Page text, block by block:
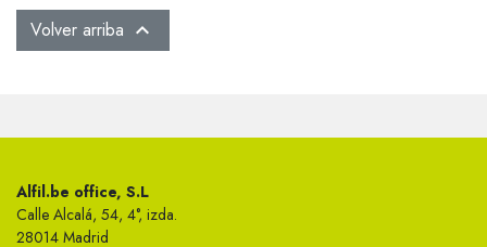
Volver arriba 
Alfil.be office, S.L
Calle Alcalá, 54, 4°, izda.
28014 Madrid